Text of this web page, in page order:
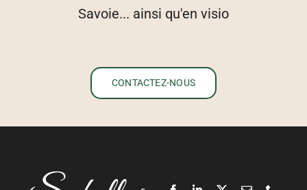
Savoie... ainsi qu'en visio
CONTACTEZ-NOUS